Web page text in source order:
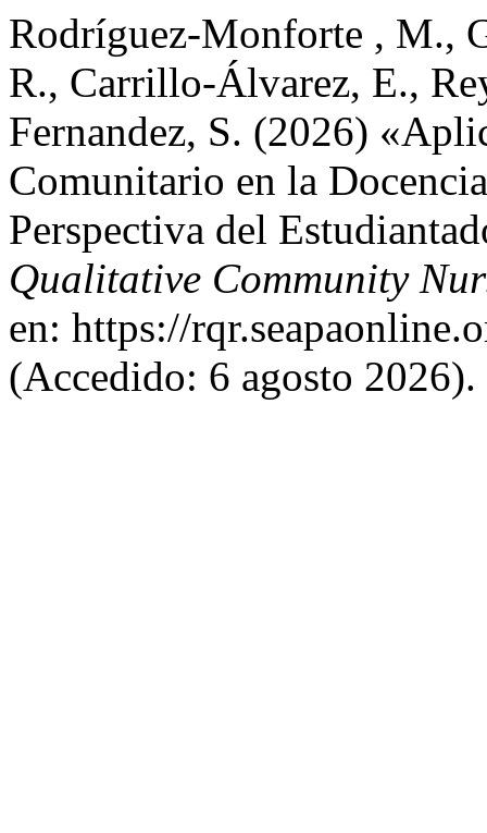
Rodríguez-Monforte , M.,
R., Carrillo-Álvarez, E.,
Fernandez, S. (2026)
Comunitario en la
Perspectiva del
Qualitative Community
en: https://
(Accedido: 6 agosto 2026).